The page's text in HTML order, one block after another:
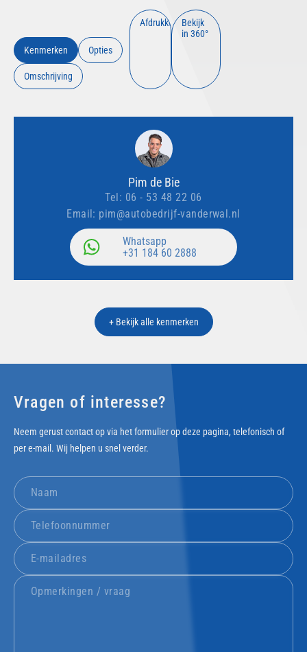
Kenmerken Opties
Omschrijving
Afdrukken Bekijk
in 360°
Pim de Bie
Tel: 06 - 53 48 22 06
Email: pim@autobedrijf-vanderwal.nl
Whatsapp
+31 184 60 2888
+ Bekijk alle kenmerken
Vragen of interesse?
Neem gerust contact op via het formulier op deze pagina, telefonisch of
per e-mail. Wij helpen u snel verder.